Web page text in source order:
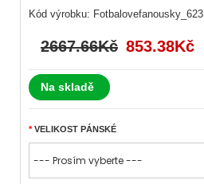
Kód výrobku: Fotbalovefanousky_623
2667.66Kč 853.38Kč
Na skladě
VELIKOST PÁNSKÉ